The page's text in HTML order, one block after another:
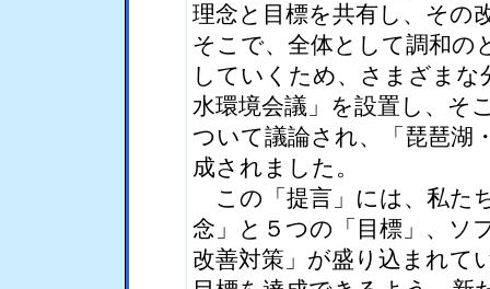
理念と目標を共有し、その
そこで、全体として調和の
していくため、さまざまな
水環境会議」を設置し、そ
ついて議論され、「琵琶
成されました。
この「提言」には、私た
念」と５つの「目標」、ソ
改善対策」が盛り込まれて